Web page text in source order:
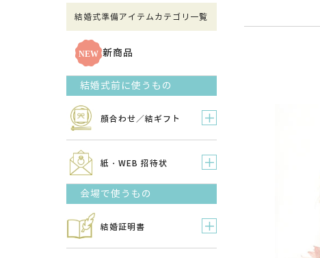
結婚式準備アイテムカテゴリ一覧
新商品
結婚式前に使うもの
顔合わせ／結ギフト
紙・WEB 招待状
会場で使うもの
結婚証明書